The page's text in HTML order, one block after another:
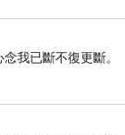
兼具兩
我已斷不復更斷。